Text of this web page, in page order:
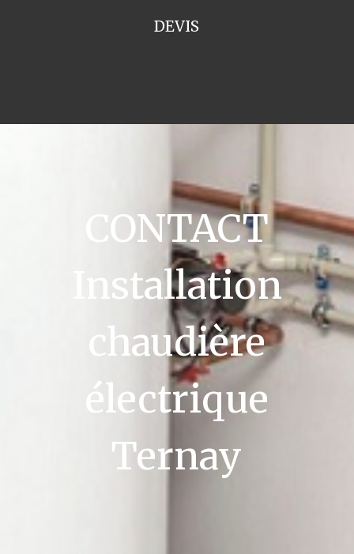
DEVIS
CONTACT
Installation
chaudière
électrique
Ternay